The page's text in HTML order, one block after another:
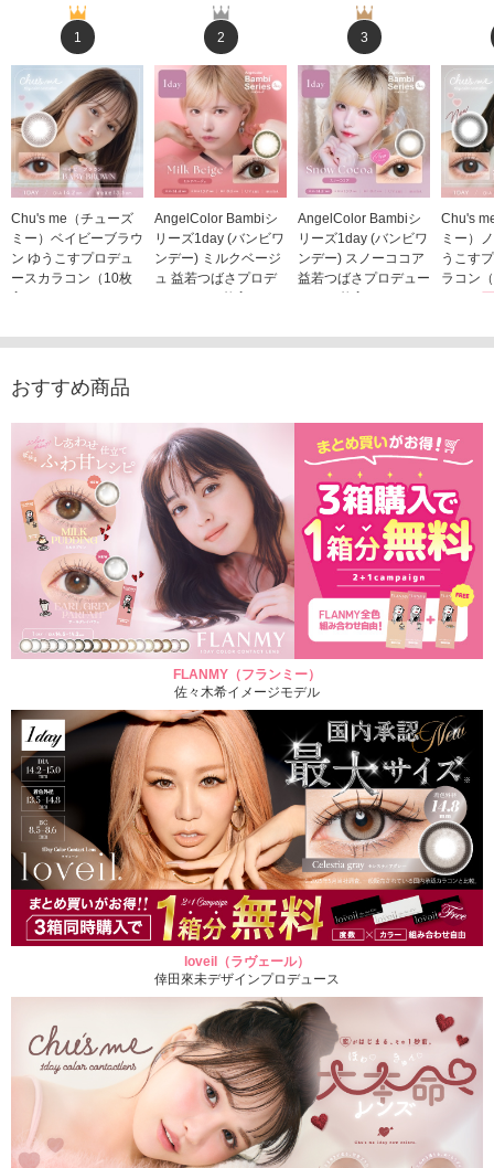
1
Chu's me（チューズ
ミー）ベイビーブラウ
ン ゆうこすプロデュ
ースカラコン（10枚
入り）
2
AngelColor Bambiシ
リーズ1day (バンビワ
ンデー) ミルクベージ
ュ 益若つばさプロデ
ュース（10枚入り）
3
AngelColor Bambiシ
リーズ1day (バンビワ
ンデー) スノーココア
益若つばさプロデュー
ス（10枚入り）
Chu's
ミー）
うこす
ラコン
おすすめ商品
FLANMY（フランミー）
佐々木希イメージモデル
loveil（ラヴェール）
倖田來未デザインプロデュース